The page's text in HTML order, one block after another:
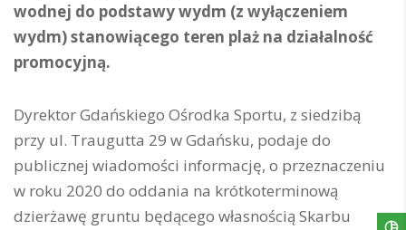
wodnej do podstawy wydm (z wyłączeniem
wydm) stanowiącego teren plaż na działalność
promocyjną.
Dyrektor Gdańskiego Ośrodka Sportu, z siedzibą
przy ul. Traugutta 29 w Gdańsku, podaje do
publicznej wiadomości informację, o przeznaczeniu
w roku 2020 do oddania na krótkoterminową
dzierżawę gruntu będącego własnością Skarbu